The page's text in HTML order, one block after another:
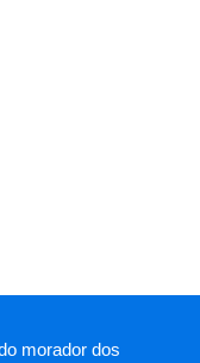
morador dos